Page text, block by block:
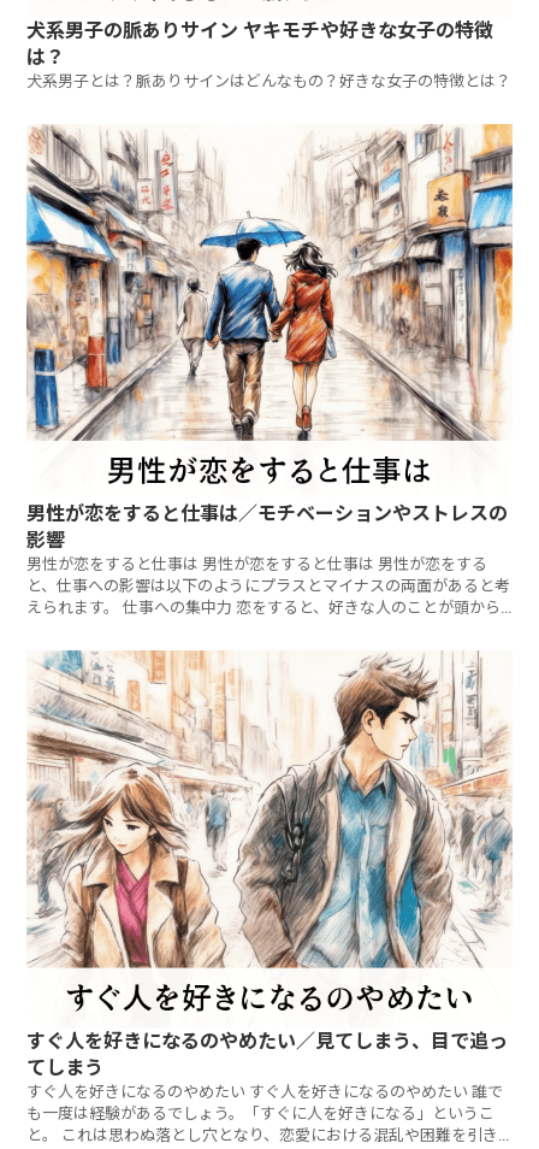
犬系男子の脈ありサイン ヤキモチや好きな女子の特徴
は？
犬系男子とは？脈ありサインはどんなもの？好きな女子の特徴とは？
男性が恋をすると仕事は／モチベーションやストレスの
影響
男性が恋をすると仕事は 男性が恋をすると仕事は 男性が恋をする
と、仕事への影響は以下のようにプラスとマイナスの両面があると考
えられます。 仕事への集中力 恋をすると、好きな人のことが頭から
すぐ人を好きになるのやめたい／見てしまう、目で追っ
てしまう
すぐ人を好きになるのやめたい すぐ人を好きになるのやめたい 誰で
も一度は経験があるでしょう。「すぐに人を好きになる」というこ
と。 これは思わぬ落とし穴となり、恋愛における混乱や困難を引き